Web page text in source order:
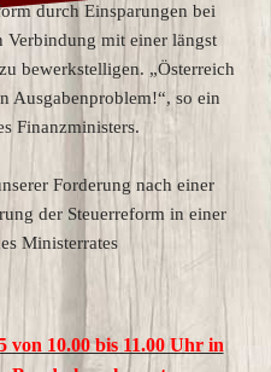
durch Einsparungen bei
Verbindung mit einer längst
bewerkstelligen. „Österreich
Ausgabenproblem!“, so ein
Finanzministers.
Forderung nach einer
der Steuerreform in einer
Ministerrates
von 10.00 bis 11.00 Uhr in